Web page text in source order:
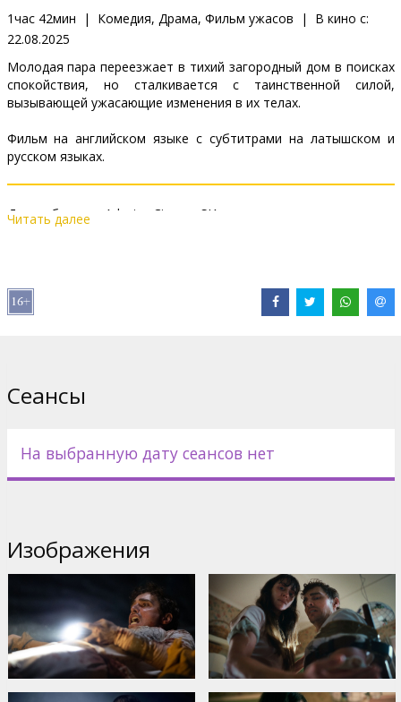
1час 42мин | Комедия, Драма, Фильм ужасов |
В кино с:
22.08.2025
Молодая пара переезжает в тихий загородный дом в поисках
спокойствия, но сталкивается с таинственной силой,
вызывающей ужасающие изменения в их телах.
Фильм на английском языке с субтитрами на латышском и
русском языках.
Дистрибьютор:
Adastra Cinema SIA
Читать далее
Сеансы
На выбранную дату сеансов нет
Изображения